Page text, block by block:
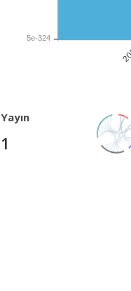
5e-324
Yayın
1